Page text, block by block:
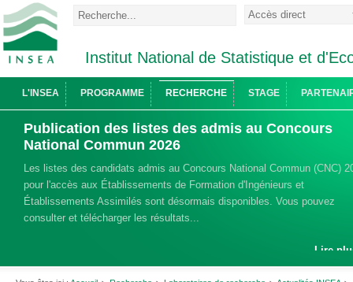
Institut National de Statistique et
L'INSEA PROGRAMME RECHERCHE STAGE
Publication des listes des admis au Concours
National Commun 2026
Les listes des candidats admis au Concours National Commun (CNC)
pour l'accès aux Établissements de Formation d'Ingénieurs et
Établissements Assimilés sont désormais disponibles. Vous pouvez
consulter et télécharger les résultats...
Lire